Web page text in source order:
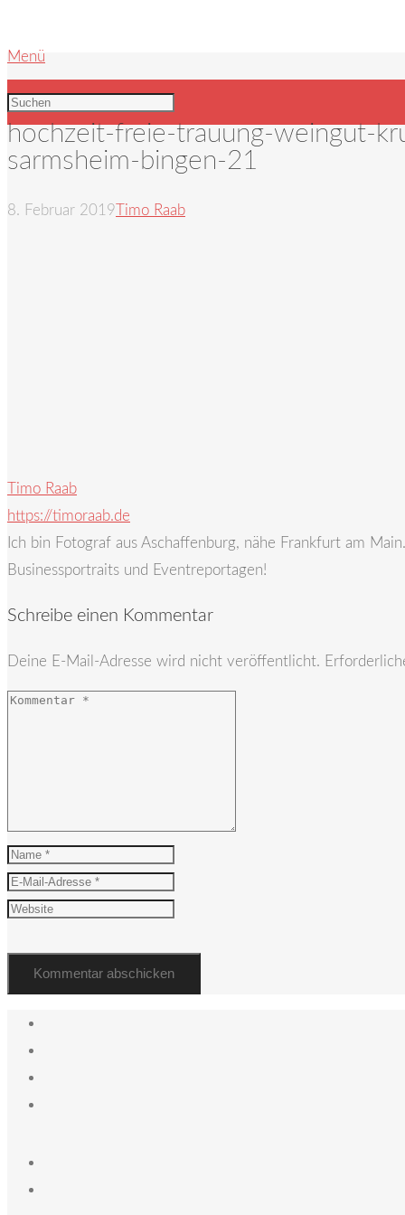
Menü
hochzeit-freie-trauung-weingut-
sarmsheim-bingen-21
8. Februar 2019 Timo Raab
Timo Raab
https://timoraab.de
Ich bin Fotograf aus Aschaffenburg, nähe Frankfurt am
Businessportraits und Eventreportagen!
Schreibe einen Kommentar
Deine E-Mail-Adresse wird nicht veröffentlicht.